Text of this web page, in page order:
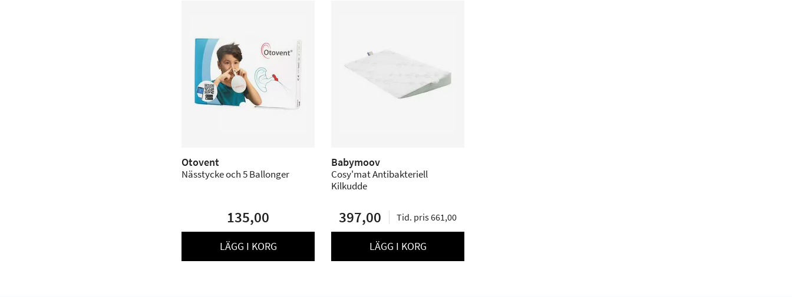
Otovent
Nässtycke och 5 Ballonger
135,00
LÄGG I KORG
Babymoov
Cosy'mat Antibakteriell
Kilkudde
397,00 Tid. pris 661,00
LÄGG I KORG